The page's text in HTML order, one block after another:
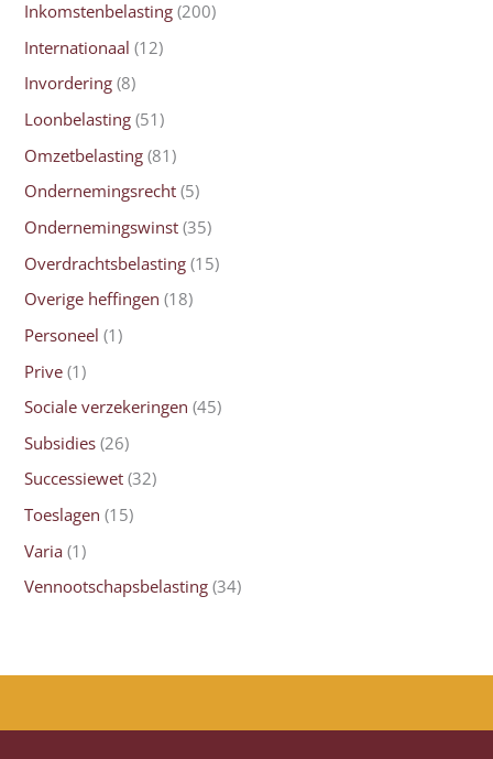
Inkomstenbelasting (200)
Internationaal (12)
Invordering (8)
Loonbelasting (51)
Omzetbelasting (81)
Ondernemingsrecht (5)
Ondernemingswinst (35)
Overdrachtsbelasting (15)
Overige heffingen (18)
Personeel (1)
Prive (1)
Sociale verzekeringen (45)
Subsidies (26)
Successiewet (32)
Toeslagen (15)
Varia (1)
Vennootschapsbelasting (34)